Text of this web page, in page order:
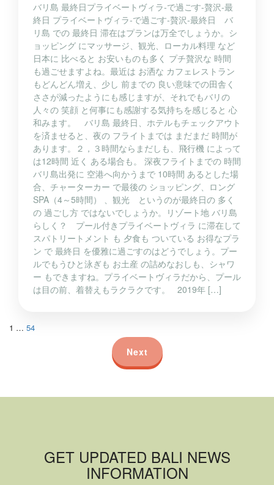
バリ島 最終日プライベートヴィラ-で過ごす-贅沢-最
終日 プライベートヴィラ-で過ごす-贅沢-最終日 バ
リ島 での 最終日 滞在はプランは万全でしょうか。シ
ョッピング にマッサージ、観光、ローカル料理 など
日本に 比べると お安いものも多く プチ贅沢な 時間
も過ごせますよね。最近は お洒な カフェレストラン
もどんどん増え、少し 前までの 良い意味での田舎く
ささが減ったようにも感じますが、それでもバリの
人々の 笑顔 と何事にも感謝する気持ちを感じると 心
和みます。 バリ島 最終日、ホテルもチェックアウト
を済ませると、夜の フライトまでは まだまだ 時間が
あります。２，３時間ならまだしも、飛行機 によって
は12時間 近く ある場合も。 深夜フライトまでの 時間
バリ島出発に 空港へ向かうまで 10時間 あるとした場
合、チャーターカー で最後の ショッピング、ロング
SPA（4～5時間） 、観光 というのが最終日の 多く
の 過ごし方 ではないでしょうか。リゾート地 バリ島
らしく？ プール付きプライベートヴィラ に滞在して
スパトリートメント も 夕食も ついている お得なプラ
ン で 最終日 を優雅に過ごすのはどうでしょう。プー
ルでもうひと泳ぎも お土産 の詰めなおしも、シャワ
ー もできますね。プライベートヴィラだから、プール
は目の前、着替えもラクラクです。 2019年 […]
1 … 54
Next
GET UPDATED BALI NEWS
INFORMATION